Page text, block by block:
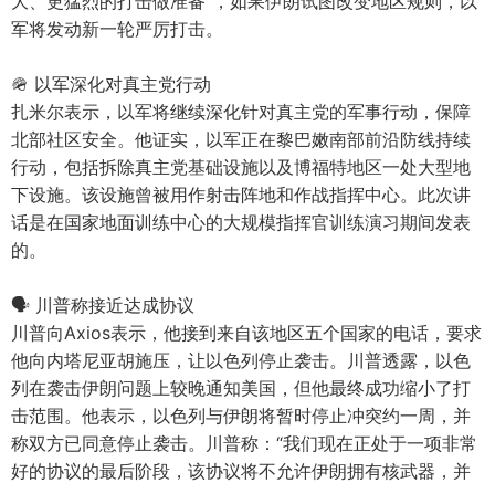
军将发动新一轮严厉打击。
🪖 以军深化对真主党行动
扎米尔表示，以军将继续深化针对真主党的军事行动，保障
北部社区安全。他证实，以军正在黎巴嫩南部前沿防线持续
行动，包括拆除真主党基础设施以及博福特地区一处大型地
下设施。该设施曾被用作射击阵地和作战指挥中心。此次讲
话是在国家地面训练中心的大规模指挥官训练演习期间发表
的。
🗣️ 川普称接近达成协议
川普向Axios表示，他接到来自该地区五个国家的电话，要求
他向内塔尼亚胡施压，让以色列停止袭击。川普透露，以色
列在袭击伊朗问题上较晚通知美国，但他最终成功缩小了打
击范围。他表示，以色列与伊朗将暂时停止冲突约一周，并
称双方已同意停止袭击。川普称：“我们现在正处于一项非常
好的协议的最后阶段，该协议将不允许伊朗拥有核武器，并